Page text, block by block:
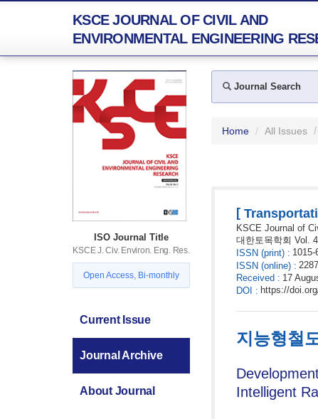
KSCE JOURNAL OF CIVIL AND
ENVIRONMENTAL ENGINEERING
ISO Journal Title
KSCE J. Civ. Environ. Eng. Res.
Open Access, Bi-monthly
Current Issue
Journal Archive
About Journal
Journal Search
Home All Issues
[
KSCE Journal of
대한토목학회 Vol.
ISSN (print) : 1015-
ISSN (online) :
Received : 17
DOI : https://
지능형철
Intelligent